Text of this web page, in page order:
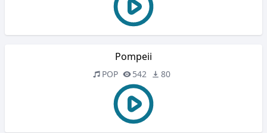
Pompeii
POP 542 80